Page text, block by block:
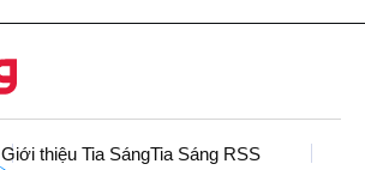
Giới thiệu Tia SángTia Sáng RSS